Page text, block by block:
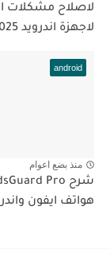
لاصلاح مشكلات
لاجهزة اندرويد 2025
android
منذ بضع اعوام
هواتف ايفون